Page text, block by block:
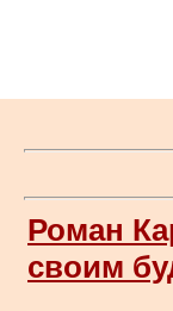
Роман
своим